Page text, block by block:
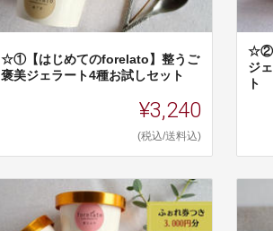
☆①【はじめてのforelato】整うご
褒美ジェラート4種お試しセット
¥3,240
(税込/送料込)
☆②
ジ
ト